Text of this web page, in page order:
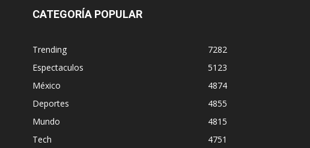
CATEGORÍA POPULAR
Trending
7282
Espectaculos
5123
México
4874
Deportes
4855
Mundo
4815
Tech
4751